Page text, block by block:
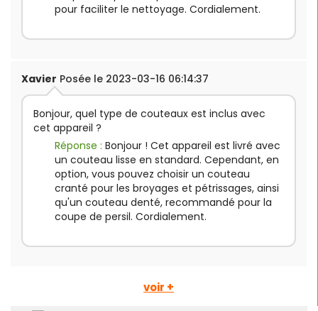
pour faciliter le nettoyage. Cordialement.
Xavier Posée le 2023-03-16 06:14:37
Bonjour, quel type de couteaux est inclus avec
cet appareil ?
Réponse : Bonjour ! Cet appareil est livré avec
un couteau lisse en standard. Cependant, en
option, vous pouvez choisir un couteau
cranté pour les broyages et pétrissages, ainsi
qu'un couteau denté, recommandé pour la
coupe de persil. Cordialement.
voir +